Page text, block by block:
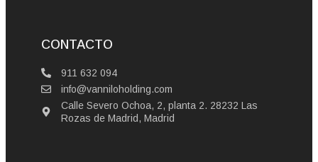
CONTACTO
911 632 094
info@vanniloholding.com
Calle Severo Ochoa, 2, planta 2. 28232 Las
Rozas de Madrid, Madrid